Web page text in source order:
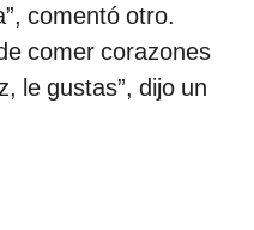
comentó otro.
comer corazones
le gustas”, dijo un